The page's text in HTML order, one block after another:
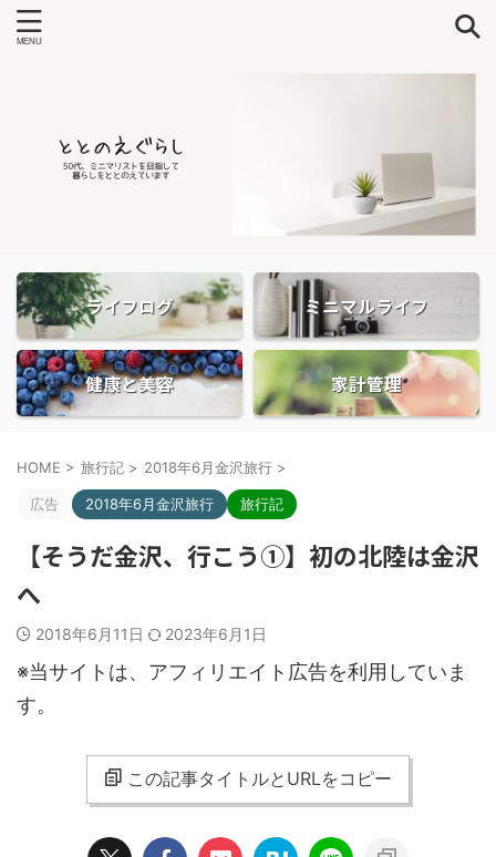
ライフログ ミニマルライフ
健康と美容 家計管理
HOME > 旅行記 > 2018年6月金沢旅行 >
広告 2018年6月金沢旅行 旅行記
【そうだ金沢、行こう①】初の北陸は金沢
へ
2018年6月11日 2023年6月1日
※当サイトは、アフィリエイト広告を利用していま
す。
この記事タイトルとURLをコピー